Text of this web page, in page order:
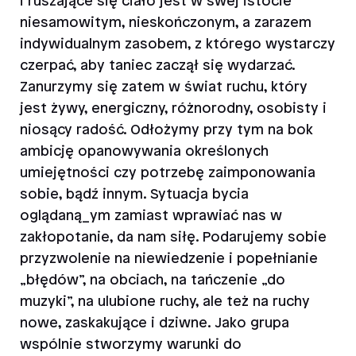
niesamowitym, nieskończonym, a zarazem
indywidualnym zasobem, z którego wystarczy
czerpać, aby taniec zaczął się wydarzać.
Zanurzymy się zatem w świat ruchu, który
jest żywy, energiczny, różnorodny, osobisty i
niosący radość. Odłożymy przy tym na bok
ambicję opanowywania określonych
umiejętności czy potrzebę zaimponowania
sobie, bądź innym. Sytuacja bycia
oglądaną_ym zamiast wprawiać nas w
zakłopotanie, da nam siłę. Podarujemy sobie
przyzwolenie na niewiedzenie i popełnianie
„błędów”, na obciach, na tańczenie „do
muzyki”, na ulubione ruchy, ale też na ruchy
nowe, zaskakujące i dziwne. Jako grupa
wspólnie stworzymy warunki do